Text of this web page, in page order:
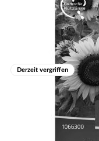
Derzeit vergriffen